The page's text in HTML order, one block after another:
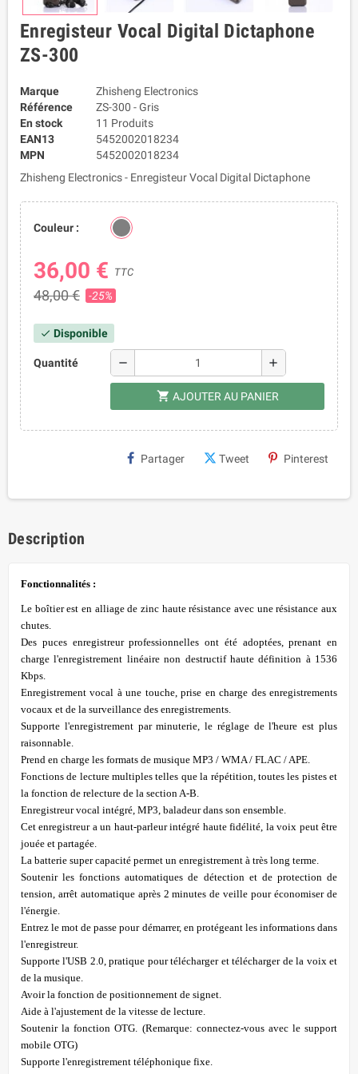
Enregisteur Vocal Digital Dictaphone
ZS-300
Marque
Zhisheng Electronics
Référence
ZS-300 - Gris
En stock
11 Produits
EAN13
5452002018234
MPN
5452002018234
Zhisheng Electronics - Enregisteur Vocal Digital Dictaphone
Couleur :
36,00 € TTC
48,00 € -25%
check Disponible
Quantité remove add
shopping_cart AJOUTER AU PANIER
Partager Tweet Pinterest
Description
Fonctionnalités :
Le boîtier est en alliage de zinc haute résistance avec une résistance aux
chutes.
Des puces enregistreur professionnelles ont été adoptées, prenant en
charge l'enregistrement linéaire non destructif haute définition à 1536
Kbps.
Enregistrement vocal à une touche, prise en charge des enregistrements
vocaux et de la surveillance des enregistrements.
Supporte l'enregistrement par minuterie, le réglage de l'heure est plus
raisonnable.
Prend en charge les formats de musique MP3 / WMA / FLAC / APE.
Fonctions de lecture multiples telles que la répétition, toutes les pistes et
la fonction de relecture de la section A-B.
Enregistreur vocal intégré, MP3, baladeur dans son ensemble.
Cet enregistreur a un haut-parleur intégré haute fidélité, la voix peut être
jouée et partagée.
La batterie super capacité permet un enregistrement à très long terme.
Soutenir les fonctions automatiques de détection et de protection de
tension, arrêt automatique après 2 minutes de veille pour économiser de
l'énergie.
Entrez le mot de passe pour démarrer, en protégeant les informations dans
l'enregistreur.
Supporte l'USB 2.0, pratique pour télécharger et télécharger de la voix et
de la musique.
Avoir la fonction de positionnement de signet.
Aide à l'ajustement de la vitesse de lecture.
Soutenir la fonction OTG. (Remarque: connectez-vous avec le support
mobile OTG)
Supporte l'enregistrement téléphonique fixe.